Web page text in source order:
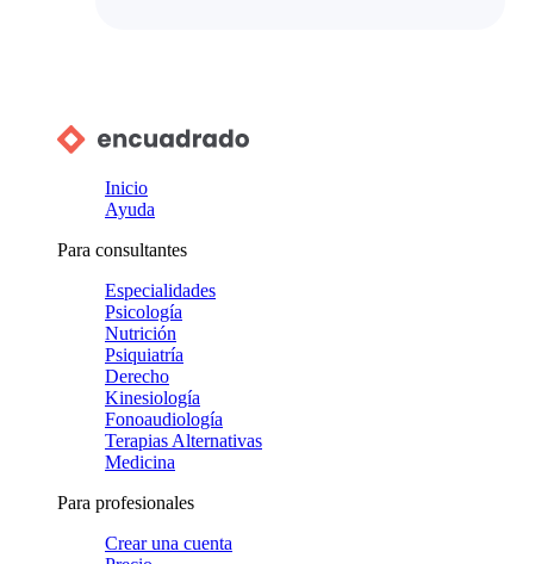
Inicio
Ayuda
Para consultantes
Especialidades
Psicología
Nutrición
Psiquiatría
Derecho
Kinesiología
Fonoaudiología
Terapias Alternativas
Medicina
Para profesionales
Crear una cuenta